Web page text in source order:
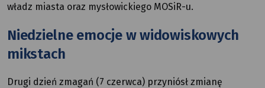
władz miasta oraz mysłowickiego MOSiR-u.
Niedzielne emocje w widowiskowych
mikstach
Drugi dzień zmagań (7 czerwca) przyniósł zmianę